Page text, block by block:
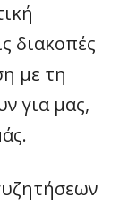
διακοπές
με τη
για μας,